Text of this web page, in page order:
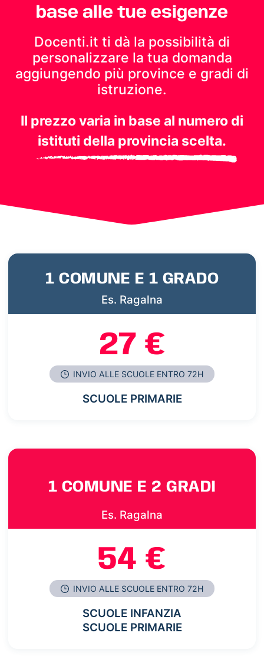
base alle tue esigenze
Docenti.it ti dà la possibilità di
personalizzare la tua domanda
aggiungendo più province e gradi di
istruzione.
Il prezzo varia in base al numero di
istituti della provincia scelta.
1 COMUNE E 1 GRADO
Es. Ragalna
27 €
INVIO ALLE SCUOLE ENTRO 72H
SCUOLE PRIMARIE
1 COMUNE E 2 GRADI
Es. Ragalna
54 €
INVIO ALLE SCUOLE ENTRO 72H
SCUOLE INFANZIA
SCUOLE PRIMARIE